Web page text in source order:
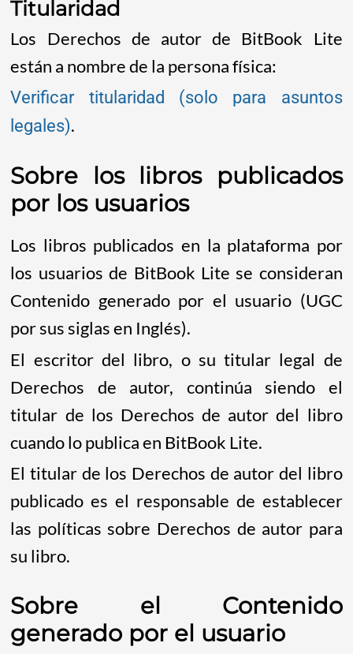
Titularidad
Los Derechos de autor de BitBook Lite
están a nombre de la persona física:
Verificar titularidad (solo para asuntos
legales).
Sobre los libros publicados
por los usuarios
Los libros publicados en la plataforma por
los usuarios de BitBook Lite se consideran
Contenido generado por el usuario (UGC
por sus siglas en Inglés).
El escritor del libro, o su titular legal de
Derechos de autor, continúa siendo el
titular de los Derechos de autor del libro
cuando lo publica en BitBook Lite.
El titular de los Derechos de autor del libro
publicado es el responsable de establecer
las políticas sobre Derechos de autor para
su libro.
Sobre el Contenido
generado por el usuario